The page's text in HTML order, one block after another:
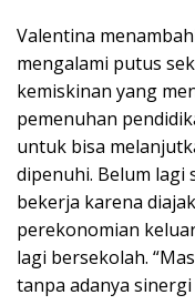
Valentina
mengalami putus
kemiskinan yang
pemenuhan
untuk bisa
dipenuhi. Belum lagi
bekerja karena
perekonomian
lagi bersekolah.
tanpa adanya